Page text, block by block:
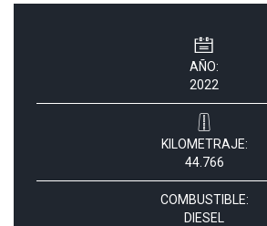
AÑO:
2022
KILOMETRAJE:
44.766
COMBUSTIBLE:
DIESEL